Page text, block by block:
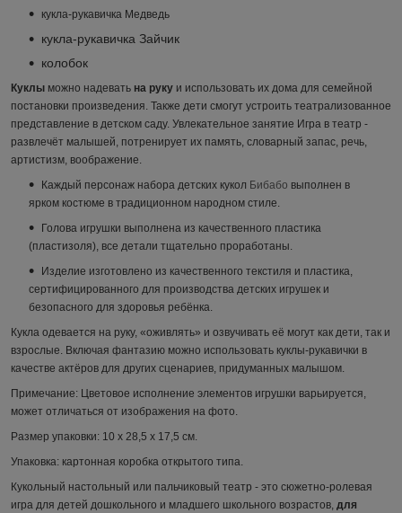
кукла-рукавичка Медведь
кукла-рукавичка Зайчик
колобок
Куклы можно надевать на руку и использовать их дома для семейной
постановки произведения. Также дети смогут устроить театрализованное
представление в детском саду. Увлекательное занятие Игра в театр -
развлечёт малышей, потренирует их память, словарный запас, речь,
артистизм, воображение.
Каждый персонаж набора детских кукол Бибабо выполнен в
ярком костюме в традиционном народном стиле.
Голова игрушки выполнена из качественного пластика
(пластизоля), все детали тщательно проработаны.
Изделие изготовлено из качественного текстиля и пластика,
сертифицированного для производства детских игрушек и
безопасного для здоровья ребёнка.
Кукла одевается на руку, «оживлять» и озвучивать её могут как дети, так и
взрослые. Включая фантазию можно использовать куклы-рукавички в
качестве актёров для других сценариев, придуманных малышом.
Примечание: Цветовое исполнение элементов игрушки варьируется,
может отличаться от изображения на фото.
Размер упаковки: 10 х 28,5 х 17,5 см.
Упаковка: картонная коробка открытого типа.
Кукольный настольный или пальчиковый театр - это сюжетно-ролевая
игра для детей дошкольного и младшего школьного возрастов, для